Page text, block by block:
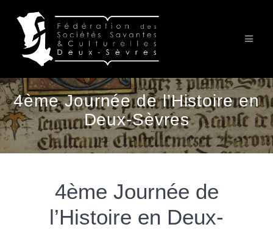
au
contenu
4ème Journée de l’Histoire en
Deux-Sèvres
4ème Journée de
l’Histoire en Deux-